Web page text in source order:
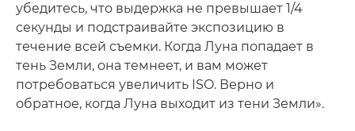
убедитесь, что выдержка не превышает 1/4
секунды и подстраивайте экспозицию в
течение всей съемки. Когда Луна попадает в
тень Земли, она темнеет, и вам может
потребоваться увеличить ISO. Верно и
обратное, когда Луна выходит из тени Земли».